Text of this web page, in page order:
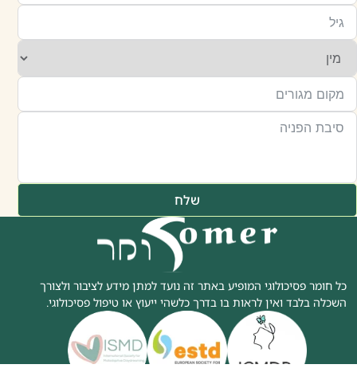
שלח
כל חומר פסיכולוגי המופיע באתר זה נועד למתן מידע לציבור ולצורך
השכלה בלבד ואין לראות בו בדרך כלשהי ייעוץ או טיפול פסיכולוגי.